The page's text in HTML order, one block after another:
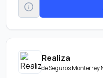
Realiza
deSeguros Monterrey